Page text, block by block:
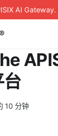
AI Gateway.
10 分钟